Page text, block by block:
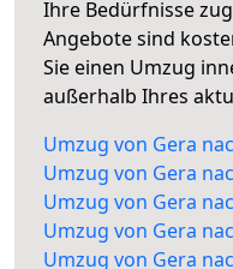
Ihre Bedürfnisse
Angebote sind
Sie einen Umzug
außerhalb Ihres
Umzug von Gera
Umzug von Gera
Umzug von Gera
Umzug von Gera
Umzug von Gera